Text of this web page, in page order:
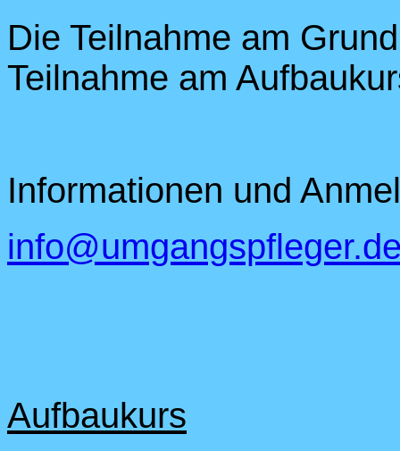
Die Teilnahme am
Teilnahme am
Informationen und
Aufbaukurs